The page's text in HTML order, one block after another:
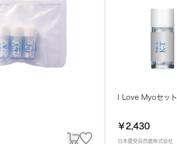
I Love Myoセット
￥2,430
日本豊受自然農株式会社